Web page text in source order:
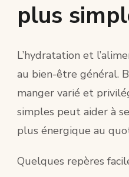
plus
L’hydratation et
au bien-être général.
manger varié et
simples peut aider à
plus énergique au
Quelques repères